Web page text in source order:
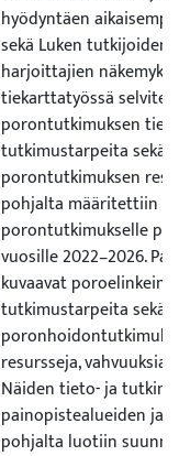
hyödyntäen
sekä Luken
harjoittajien
tiekarttatyössä
porontutkimuksen
tutkimustarpeita sekä
porontutkimuksen
pohjalta määritettiin
porontutkimukselle
vuosille 2022–2026.
kuvaavat
tutkimustarpeita sekä
resursseja, vahvuuksia
Näiden tieto- ja
painopistealueiden ja
pohjalta luotiin